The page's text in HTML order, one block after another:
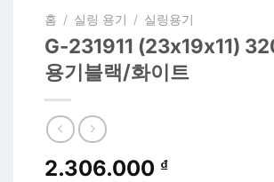
홈 / 실링 용기 / 실링용기
G-231911 (23x19x11)
용기블랙/화이트
2.306.000 ₫